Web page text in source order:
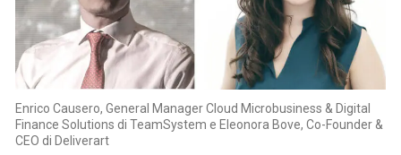
Enrico Causero, General Manager Cloud Microbusiness & Digital
Finance Solutions di TeamSystem e Eleonora Bove, Co-Founder &
CEO di Deliverart